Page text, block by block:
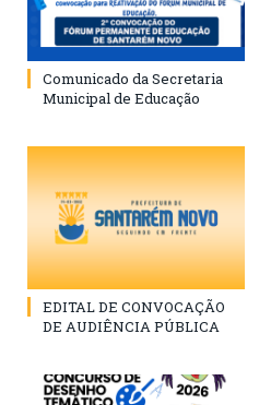
Comunicado da Secretaria
Municipal de Educação
EDITAL DE CONVOCAÇÃO
DE AUDIÊNCIA PÚBLICA